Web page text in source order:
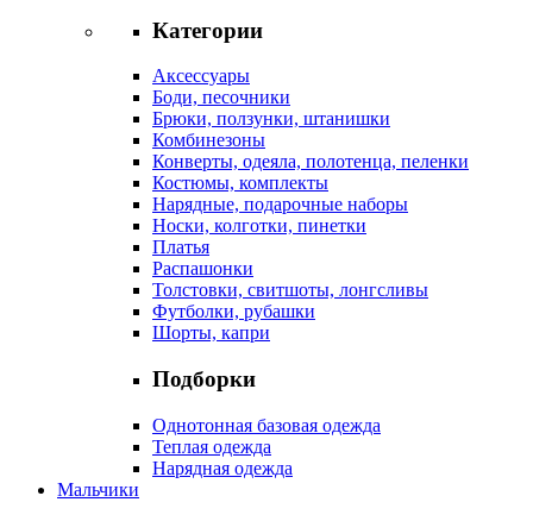
Категории
Аксессуары
Боди, песочники
Брюки, ползунки, штанишки
Комбинезоны
Конверты, одеяла, полотенца, пеленки
Костюмы, комплекты
Нарядные, подарочные наборы
Носки, колготки, пинетки
Платья
Распашонки
Толстовки, свитшоты, лонгсливы
Футболки, рубашки
Шорты, капри
Подборки
Однотонная базовая одежда
Теплая одежда
Нарядная одежда
Мальчики